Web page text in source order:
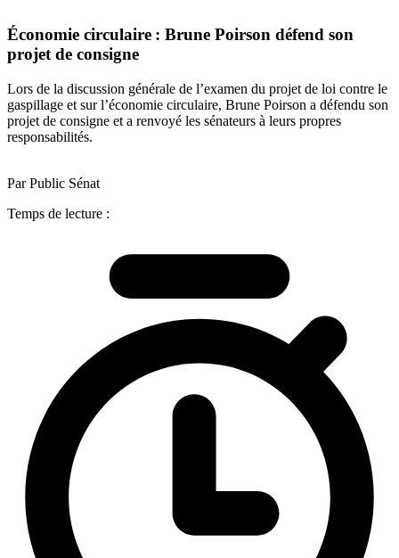
Économie circulaire : Brune Poirson défend son
projet de consigne
Lors de la discussion générale de l’examen du projet de loi contre le
gaspillage et sur l’économie circulaire, Brune Poirson a défendu son
projet de consigne et a renvoyé les sénateurs à leurs propres
responsabilités.
Par Public Sénat
Temps de lecture :